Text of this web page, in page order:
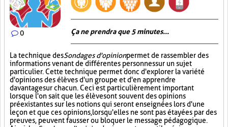
0 Ça ne prendra que 5 minutes...
La technique desSondages d'opinionpermet de rassembler des
informations venant de différentes personnes sur un sujet
particulier. Cette technique permet donc d'explorer la variété
d'opinions des élèves d'un groupe et d'en apprendre
davantage sur chacun. Ceci est particulièrement important
lorsque l'on sait que les élèves ont souvent des opinions
préexistantes sur les notions qui seront enseignées lors d'une
leçon et que ces opinions, lorsqu'elles ne sont pas étayées par des
preuves, peuvent fausser ou bloquer le message pédagogique.